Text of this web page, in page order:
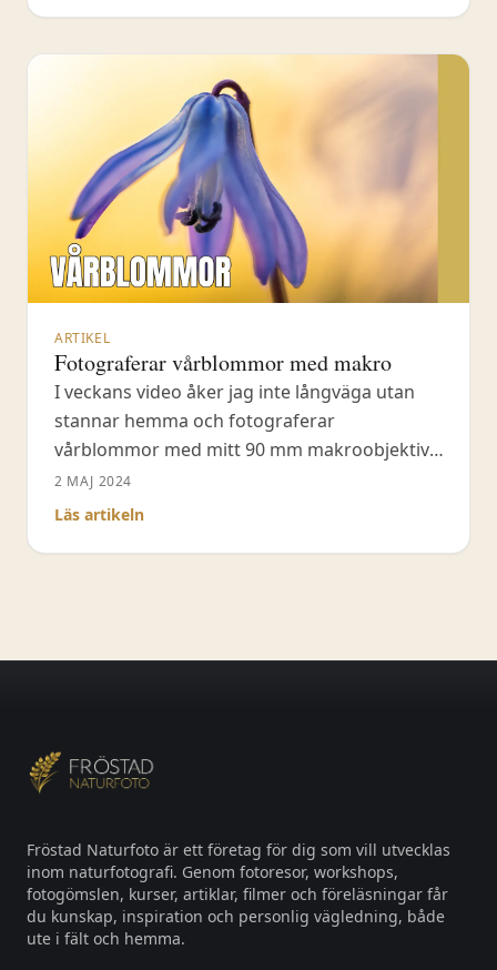
bilderna
ARTIKEL
Fotograferar vårblommor med makro
I veckans video åker jag inte långväga utan
stannar hemma och fotograferar
vårblommor med mitt 90 mm makroobjektiv.
Jag närstuderar både blåsippa, vitsippa och
blåstjärna. Dock fotograferar jag inte
2 MAJ 2024
Läs artikeln
Fröstad Naturfoto är ett företag för dig som vill utvecklas
inom naturfotografi. Genom fotoresor, workshops,
fotogömslen, kurser, artiklar, filmer och föreläsningar får
du kunskap, inspiration och personlig vägledning, både
ute i fält och hemma.